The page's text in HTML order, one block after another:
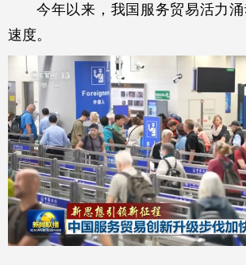
今年以来，我国服务贸易活力
速度。